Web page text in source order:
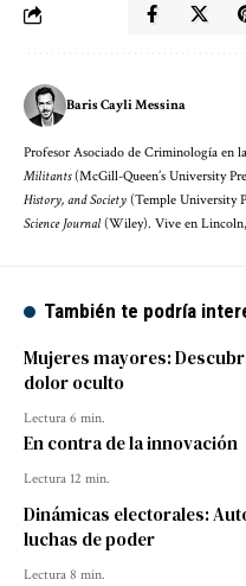
Baris Cayli Messina
Profesor Asociado de Criminología en
Militants(McGill-Queen’s University
History, and Society (Temple University
Science Journal (Wiley). Vive en
También te podría
Mujeres mayores:
dolor oculto
Lectura 6 min.
En contra de la innovación
Lectura 12 min.
Dinámicas electorales:
luchas de poder
Lectura 8 min.